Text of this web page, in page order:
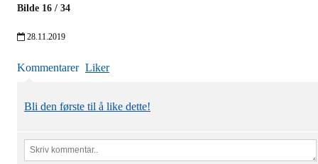
Bilde 16 / 34
28.11.2019
Kommentarer Liker
Bli den første til å like dette!